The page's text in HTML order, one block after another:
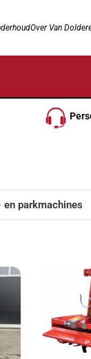
Over Van
en parkmachines